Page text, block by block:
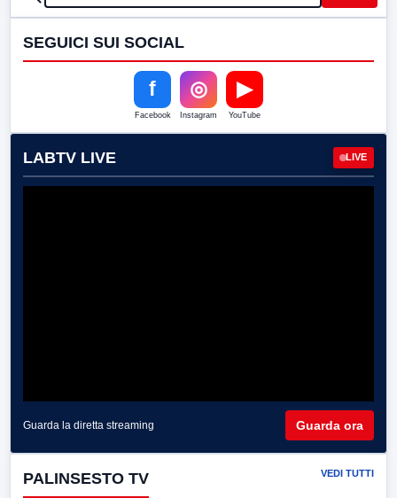
SEGUICI SUI SOCIAL
f
Facebook
◎
Instagram
▶
YouTube
LABTV LIVE LIVE
Guarda la diretta streaming Guarda ora
PALINSESTO TV VEDI TUTTI